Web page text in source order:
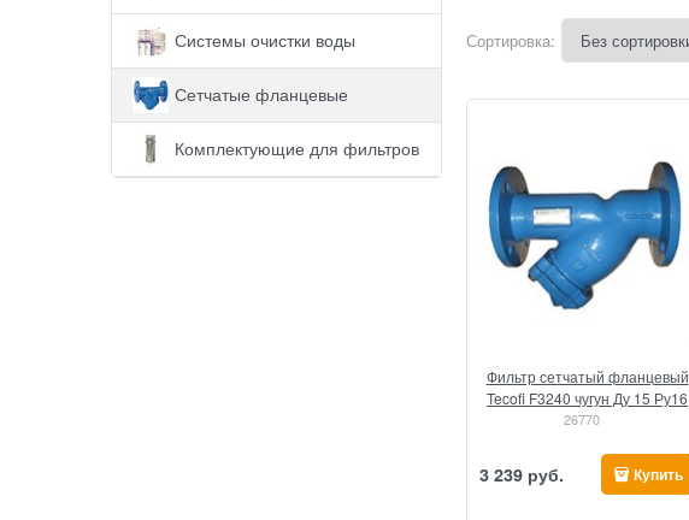
Системы очистки воды
Сетчатые фланцевые
Комплектующие для фильтров
Сортировка:
Фильтр сетчатый фланцевый
Tecofi F3240 чугун Ду 15 Ру16
26770
3 239 руб. Купить